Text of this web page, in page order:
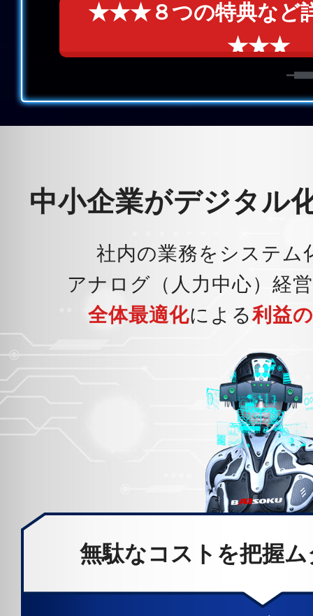
★★★８つの特典など
★★★
中小企業がデジタル
社内の業務をシステム
アナログ（人力中心）経
全体最適化による利益
無駄なコストを把握ム